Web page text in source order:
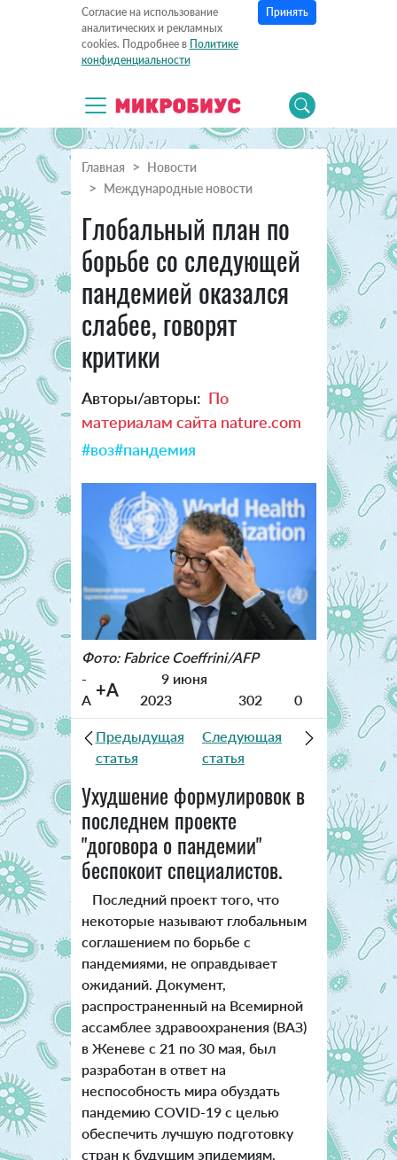
Согласие на использование
аналитических и рекламных
cookies. Подробнее в Политике
конфиденциальности
Принять
Главная
Новости
Международные новости
Глобальный план по
борьбе со следующей
пандемией оказался
слабее, говорят
критики
Авторы/авторы: По
материалам сайта nature.com
#воз#пандемия
Фото: Fabrice Coeffrini/AFP
-
A +A
9 июня
2023
302 0
Предыдущая
статья
Следующая
статья
Ухудшение формулировок в
последнем проекте
"договора о пандемии"
беспокоит специалистов.
Последний проект того, что
некоторые называют глобальным
соглашением по борьбе с
пандемиями, не оправдывает
ожиданий. Документ,
распространенный на Всемирной
ассамблее здравоохранения (ВАЗ)
в Женеве с 21 по 30 мая, был
разработан в ответ на
неспособность мира обуздать
пандемию COVID-19 с целью
обеспечить лучшую подготовку
стран к будущим эпидемиям.